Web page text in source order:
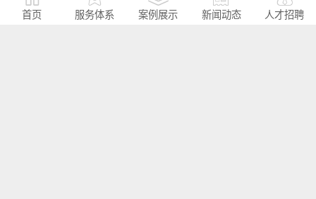
huizhanggui2016
首页 服务体系 案例展示 新闻动态 人才招聘